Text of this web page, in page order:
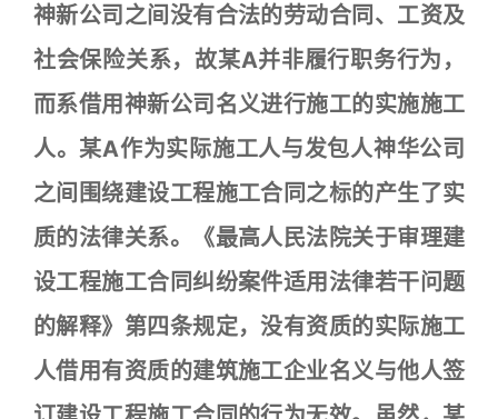
神新公司之间没有合法的劳动合同、工资及
社会保险关系，故某A并非履行职务行为，
而系借用神新公司名义进行施工的实施施工
人。某A作为实际施工人与发包人神华公司
之间围绕建设工程施工合同之标的产生了实
质的法律关系。《最高人民法院关于审理建
设工程施工合同纠纷案件适用法律若干问题
的解释》第四条规定，没有资质的实际施工
人借用有资质的建筑施工企业名义与他人签